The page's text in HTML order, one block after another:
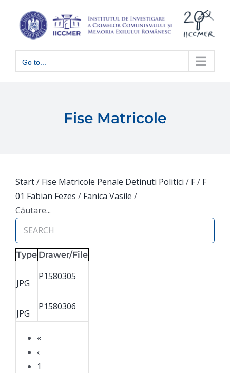
content
Go to...
Fise Matricole
Start/ Fise Matricole Penale Detinuti Politici / F/ F
01 Fabian Fezes / Fanica Vasile /
Căutare...
Type Drawer/File
«
‹
1
JPG
P1580305
JPG
P1580306